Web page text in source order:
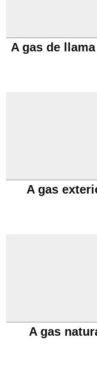
A gas de
A gas
A gas